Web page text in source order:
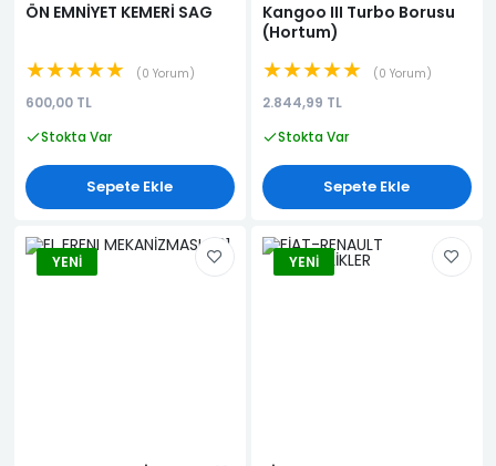
ÖN EMNİYET KEMERİ SAG
★★★★★ 0 Yorum
600,00 TL
Stokta Var
Sepete Ekle
Kangoo III Turbo Borusu
(Hortum)
★★★★★ 0 Yorum
2.844,99 TL
Stokta Var
Sepete Ekle
YENI YENI